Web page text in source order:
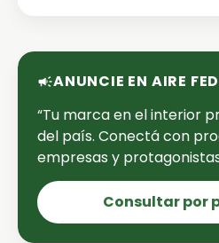
campaignANUNCIE EN AIRE
“Tu marca en el interior
del país. Conectá con
empresas y
Consultar por